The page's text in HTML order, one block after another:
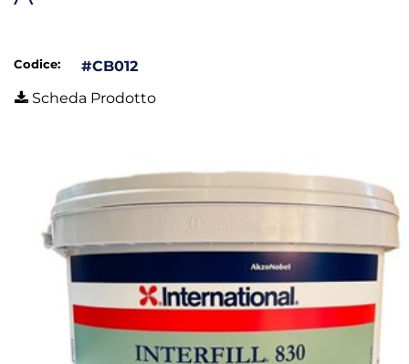
Codice:
#CB012
Scheda Prodotto